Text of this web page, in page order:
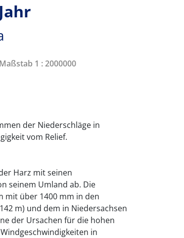
1 : 2000000
der Niederschläge in
vom Relief.
Harz mit seinen
seinem Umland ab. Die
mit über 1400 mm in den
m) und dem in Niedersachsen
der Ursachen für die hohen
in